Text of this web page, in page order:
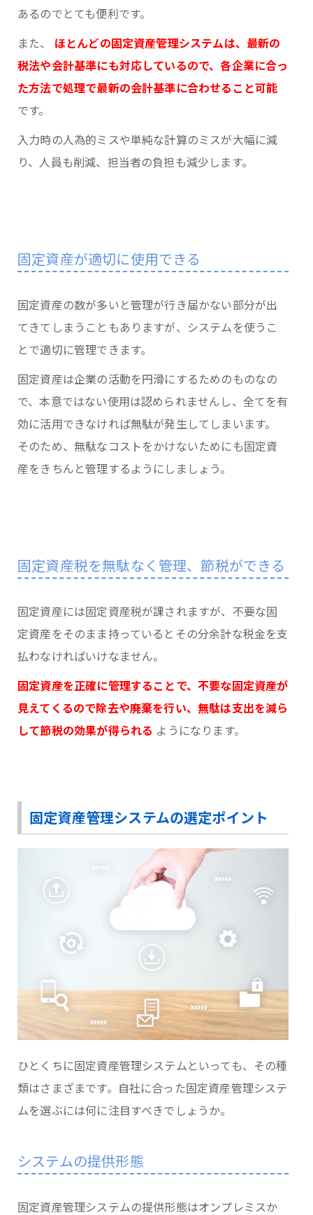
あるのでとても便利です。
また、
ほとんどの固定資産管理システムは、最新の
税法や会計基準にも対応しているので、各企業に合っ
た方法で処理で最新の会計基準に合わせること可能
です。
入力時の人為的ミスや単純な計算のミスが大幅に減
り、人員も削減、担当者の負担も減少します。
固定資産が適切に使用できる
固定資産の数が多いと管理が行き届かない部分が出
てきてしまうこともありますが、システムを使うこ
とで適切に管理できます。
固定資産は企業の活動を円滑にするためのものなの
で、本意ではない使用は認められませんし、全てを有
効に活用できなければ無駄が発生してしまいます。
そのため、無駄なコストをかけないためにも固定資
産をきちんと管理するようにしましょう。
固定資産税を無駄なく管理、節税ができる
固定資産には固定資産税が課されますが、不要な固
定資産をそのまま持っているとその分余計な税金を支
払わなければいけなません。
固定資産を正確に管理することで、不要な固定資産が
見えてくるので除去や廃棄を行い、無駄は支出を減ら
して節税の効果が得られる ようになります。
固定資産管理システムの選定ポイント
ひとくちに固定資産管理システムといっても、その種
類はさまざまです。自社に合った固定資産管理システ
ムを選ぶには何に注目すべきでしょうか。
システムの提供形態
固定資産管理システムの提供形態はオンプレミスか